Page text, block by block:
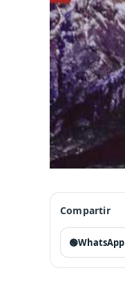
Compartir
🟢WhatsApp